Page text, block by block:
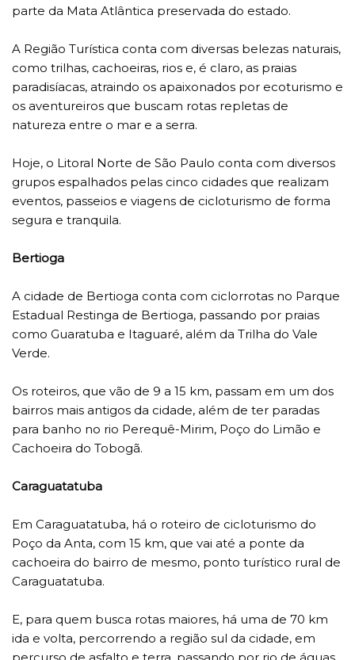
parte da Mata Atlântica preservada do estado.
A Região Turística conta com diversas belezas naturais,
como trilhas, cachoeiras, rios e, é claro, as praias
paradisíacas, atraindo os apaixonados por ecoturismo e
os aventureiros que buscam rotas repletas de
natureza entre o mar e a serra.
Hoje, o Litoral Norte de São Paulo conta com diversos
grupos espalhados pelas cinco cidades que realizam
eventos, passeios e viagens de cicloturismo de forma
segura e tranquila.
Bertioga
A cidade de Bertioga conta com ciclorrotas no Parque
Estadual Restinga de Bertioga, passando por praias
como Guaratuba e Itaguaré, além da Trilha do Vale
Verde.
Os roteiros, que vão de 9 a 15 km, passam em um dos
bairros mais antigos da cidade, além de ter paradas
para banho no rio Perequê-Mirim, Poço do Limão e
Cachoeira do Tobogã.
Caraguatatuba
Em Caraguatatuba, há o roteiro de cicloturismo do
Poço da Anta, com 15 km, que vai até a ponte da
cachoeira do bairro de mesmo, ponto turístico rural de
Caraguatatuba.
E, para quem busca rotas maiores, há uma de 70 km
ida e volta, percorrendo a região sul da cidade, em
percurso de asfalto e terra, passando por rio de águas